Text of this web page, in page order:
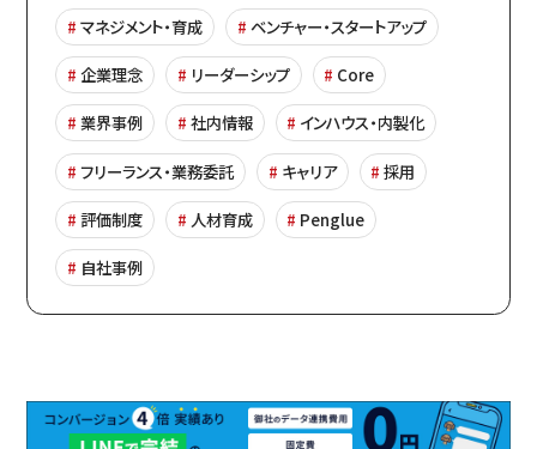
マネジメント・育成 ベンチャー・スタートアップ
企業理念 リーダーシップ Core
業界事例 社内情報 インハウス・内製化
フリーランス・業務委託 キャリア 採用
評価制度 人材育成 Penglue
自社事例